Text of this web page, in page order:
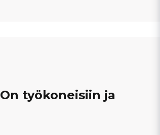
työkoneisiin ja